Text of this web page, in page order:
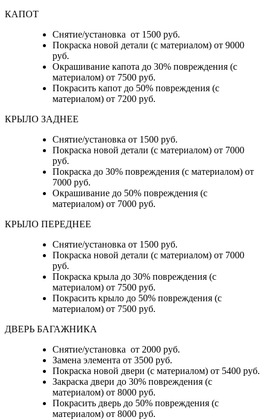
КАПОТ
Снятие/установка от 1500 руб.
Покраска новой детали (с материалом) от 9000
руб.
Окрашивание капота до 30% повреждения (с
материалом) от 7500 руб.
Покрасить капот до 50% повреждения (с
материалом) от 7200 руб.
КРЫЛО ЗАДНЕЕ
Снятие/установка от 1500 руб.
Покраска новой детали (с материалом) от 7000
руб.
Покраска до 30% повреждения (с материалом) от
7000 руб.
Окрашивание до 50% повреждения (с
материалом) от 7000 руб.
КРЫЛО ПЕРЕДНЕЕ
Снятие/установка от 1500 руб.
Покраска новой детали (с материалом) от 7000
руб.
Покраска крыла до 30% повреждения (с
материалом) от 7500 руб.
Покрасить крыло до 50% повреждения (с
материалом) от 7500 руб.
ДВЕРЬ БАГАЖНИКА
Снятие/установка от 2000 руб.
Замена элемента от 3500 руб.
Покраска новой двери (с материалом) от 5400 руб.
Закраска двери до 30% повреждения (с
материалом) от 8000 руб.
Покрасить дверь до 50% повреждения (с
материалом) от 8000 руб.